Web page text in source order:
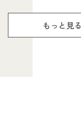
もっと見る